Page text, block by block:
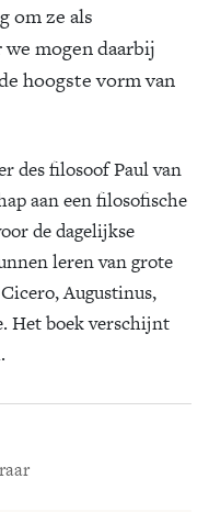
om ze als
mogen daarbij
hoogste vorm van
des filosoof Paul van
aan een filosofische
de dagelijkse
leren van grote
Augustinus,
Het boek verschijnt